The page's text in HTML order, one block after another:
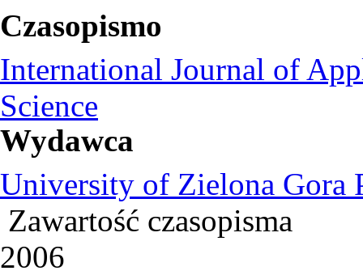
Czasopismo
International Journal of
Science
Wydawca
University of Zielona Gora
Zawartość czasopisma
2006